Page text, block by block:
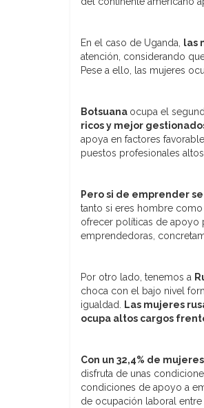
En el caso de Uganda, las
atención, considerando
Pese a ello, las mujeres
Botsuana ocupa el
ricos y mejor
apoya en factores
puestos profesionales altos.
Pero si de emprender
tanto si eres hombre
ofrecer políticas de apoyo
emprendedoras,
Por otro lado, tenemos a
choca con el bajo nivel
igualdad.
Las mujeres
ocupa altos cargos
Con un 32,4% de
disfruta de unas
condiciones de apoyo a
de ocupación laboral